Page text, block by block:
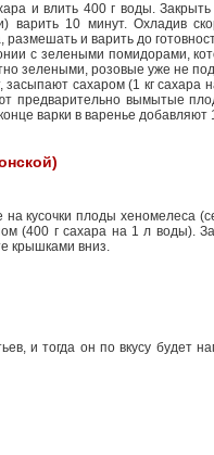
и влить 400 г воды.
варить 10 минут. Охладив
и варить до
с зелеными помидорами,
зелеными, розовые уже не
сахаром (1 кг сахара
предварительно вымытые
варки в варенье
кусочки плоды хеномелеса
(400 г сахара на 1 л воды).
крышками вниз.
и тогда он по вкусу будет